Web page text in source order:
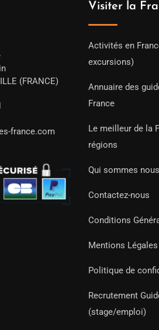
(FRANCE)
france.com
Visiter la
Activités en
excursions)
Annuaire des
France
Le meilleur de la
régions
Qui sommes
Contactez-nous
Conditions
Mentions Légales
Politique de
Recrutement
(stage/emploi)